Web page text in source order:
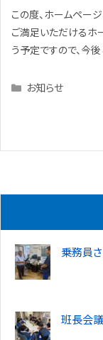
この度、ホームペー
ご満足いただけるホ
う予定ですので、今
Categories
お知らせ
乗務員さ
班長会議